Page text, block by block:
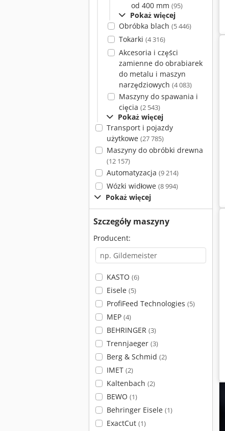
od 400 mm (95)
Pokaż więcej
Obróbka blach (5 446)
Tokarki (4 316)
Akcesoria i części
zamienne do obrabiarek
do metalu i maszyn
narzędziowych (4 083)
Maszyny do spawania i
cięcia (2 543)
Pokaż więcej
Transport i pojazdy
użytkowe (27 785)
Maszyny do obróbki drewna
(12 157)
Automatyzacja (9 214)
Wózki widłowe (8 994)
Pokaż więcej
Szczegóły maszyny
Producent:
KASTO (6)
Eisele (5)
ProfiFeed Technologies (5)
MEP (4)
BEHRINGER (3)
Trennjaeger (3)
Berg & Schmid (2)
IMET (2)
Kaltenbach (2)
BEWO (1)
Behringer Eisele (1)
ExactCut (1)